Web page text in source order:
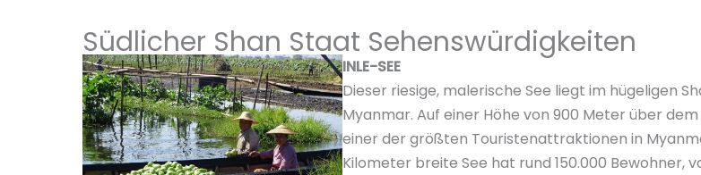
Südlicher Shan Staat Sehenswürdigkeiten
INLE-SEE
Dieser riesige, malerische See liegt im hügeligen
Myanmar. Auf einer Höhe von 900 Meter über
einer der größten Touristenattraktionen in
Kilometer breite See hat rund 150.000 Bewohner,